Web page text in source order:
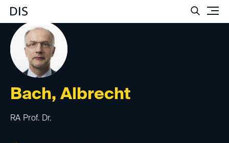
Bach, Albrecht
RA Prof. Dr.